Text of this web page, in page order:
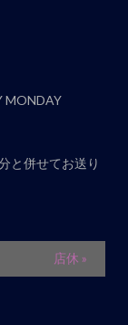
MONDAY
と併せてお送り
店休 »